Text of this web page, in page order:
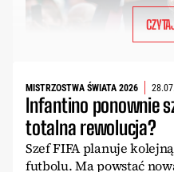
MISTRZOSTWA ŚWIATA 2026
Infantino ponownie
totalna rewolucja?
Szef FIFA planuje
futbolu. Ma powstać